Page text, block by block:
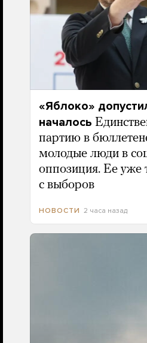
«Яблоко»
началось
партию в
молодые люди в
оппозиция. Ее уже
с выборов
НОВОСТИ 2 часа назад